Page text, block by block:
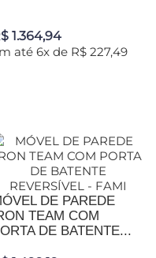
1.364,94
até 6x de R$ 227,49
DE PAREDE
TEAM COM
DE BATENTE...